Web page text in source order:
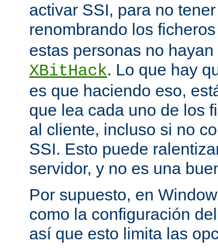
activar SSI, para no
renombrando los
estas personas no
XBitHack. Lo que hay
es que haciendo eso,
que lea cada uno de los
al cliente, incluso si no
SSI. Esto puede
servidor, y no es una
Por supuesto, en
como la configuración
así que esto limita las